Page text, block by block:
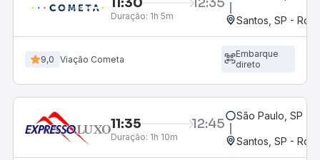
Duração: 1h 5m Santos, SP -
9,0 Viação Cometa
Embarque
direto
11:35 12:45
Duração: 1h 10m
São Paulo, SP -
Santos, SP -